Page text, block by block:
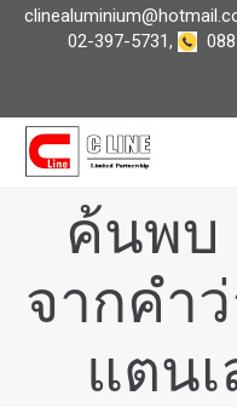
02-397-5731,
ค้นพบ
จากคำ
แตนเ